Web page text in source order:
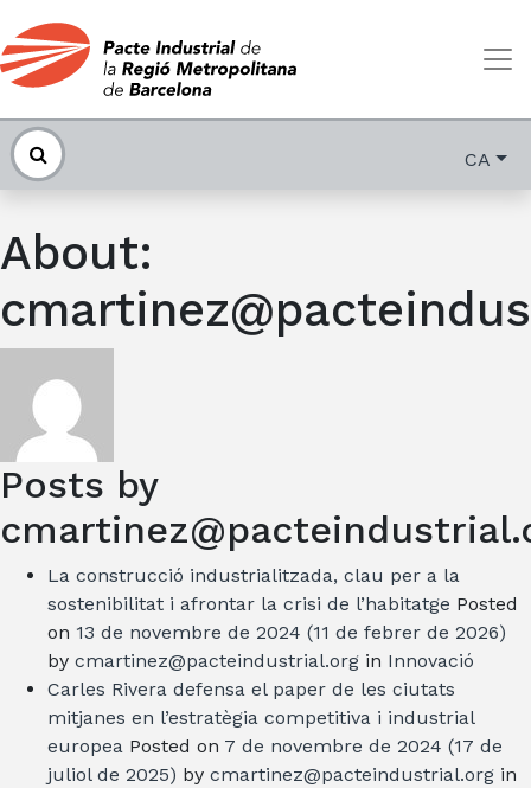
CA
About:
Posts by
La construcció industrialitzada, clau per a la
sostenibilitat i afrontar la crisi de l’habitatge Posted
on 13 de novembre de 2024 (11 de febrer de 2026)
by cmartinez@pacteindustrial.org in Innovació
Carles Rivera defensa el paper de les ciutats
mitjanes en l’estratègia competitiva i industrial
europea Posted on 7 de novembre de 2024 (17 de
juliol de 2025) by cmartinez@pacteindustrial.org in